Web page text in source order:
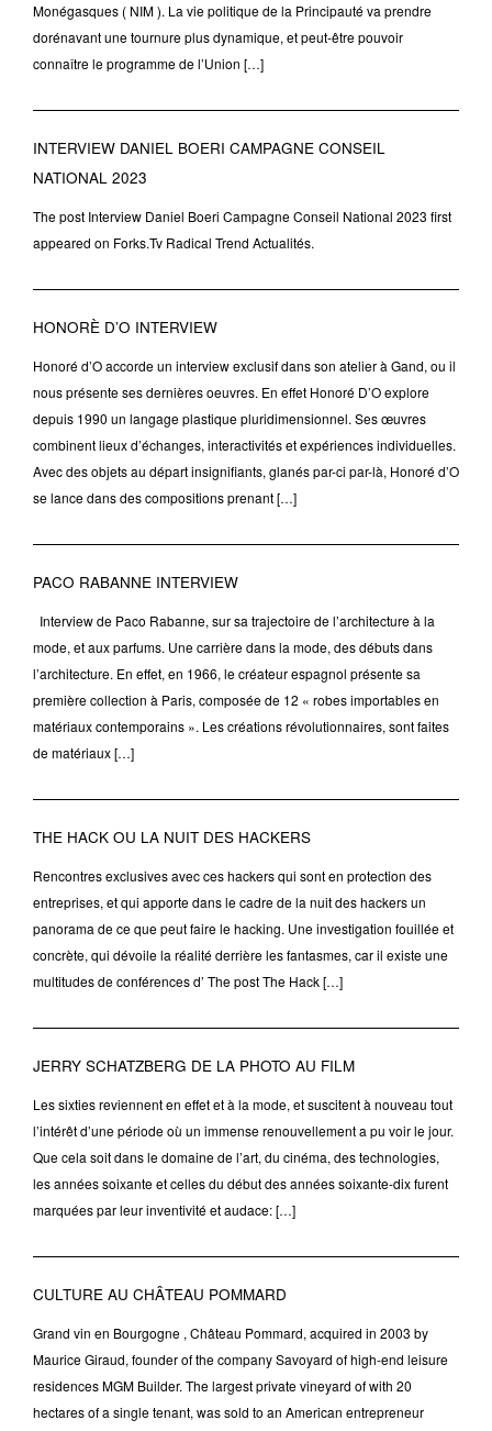
Monégasques ( NIM ). La vie politique de la Principauté va prendre
dorénavant une tournure plus dynamique, et peut-être pouvoir
connaître le programme de l’Union […]
INTERVIEW DANIEL BOERI CAMPAGNE CONSEIL
NATIONAL 2023
The post Interview Daniel Boeri Campagne Conseil National 2023 first
appeared on Forks.Tv Radical Trend Actualités.
HONORÈ D’O INTERVIEW
Honoré d’O accorde un interview exclusif dans son atelier à Gand, ou il
nous présente ses dernières oeuvres. En effet Honoré D’O explore
depuis 1990 un langage plastique pluridimensionnel. Ses œuvres
combinent lieux d’échanges, interactivités et expériences individuelles.
Avec des objets au départ insignifiants, glanés par-ci par-là, Honoré d’O
se lance dans des compositions prenant […]
PACO RABANNE INTERVIEW
Interview de Paco Rabanne, sur sa trajectoire de l’architecture à la
mode, et aux parfums. Une carrière dans la mode, des débuts dans
l’architecture. En effet, en 1966, le créateur espagnol présente sa
première collection à Paris, composée de 12 « robes importables en
matériaux contemporains ». Les créations révolutionnaires, sont faites
de matériaux […]
THE HACK OU LA NUIT DES HACKERS
Rencontres exclusives avec ces hackers qui sont en protection des
entreprises, et qui apporte dans le cadre de la nuit des hackers un
panorama de ce que peut faire le hacking. Une investigation fouillée et
concrète, qui dévoile la réalité derrière les fantasmes, car il existe une
multitudes de conférences d’ The post The Hack […]
JERRY SCHATZBERG DE LA PHOTO AU FILM
Les sixties reviennent en effet et à la mode, et suscitent à nouveau tout
l’intérêt d’une période où un immense renouvellement a pu voir le jour.
Que cela soit dans le domaine de l’art, du cinéma, des technologies,
les années soixante et celles du début des années soixante-dix furent
marquées par leur inventivité et audace: […]
CULTURE AU CHÂTEAU POMMARD
Grand vin en Bourgogne , Château Pommard, acquired in 2003 by
Maurice Giraud, founder of the company Savoyard of high-end leisure
residences MGM Builder. The largest private vineyard of with 20
hectares of a single tenant, was sold to an American entrepreneur